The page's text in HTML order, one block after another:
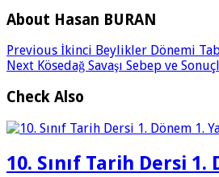
About Hasan BURAN
Previous İkinci Beylikler Dönemi
Next Kösedağ Savaşı Sebep ve
Check Also
10. Sınıf Tarih Dersi